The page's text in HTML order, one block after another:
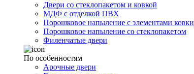
Двери со стеклопакетом и ковкой
МДФ с отделкой ПВХ
Порошковое напыление с элементами ковки
Порошковое напыление со стеклопакетом
Филенчатые двери
По особенностям
Арочные двери